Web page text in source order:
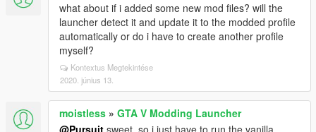
what about if i added some new mod files? will the
launcher detect it and update it to the modded profile
automatically or do i have to create another profile
myself?
Kontextus Megtekintése
2020. június 13.
moistless » GTA V Modding Launcher
@Pursuit sweet. so i just have to run the vanilla